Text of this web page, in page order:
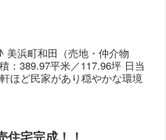
美浜町和田（売地・仲介物
：389.97平米／117.96坪 日当
ほど民家があり穏やかな環境